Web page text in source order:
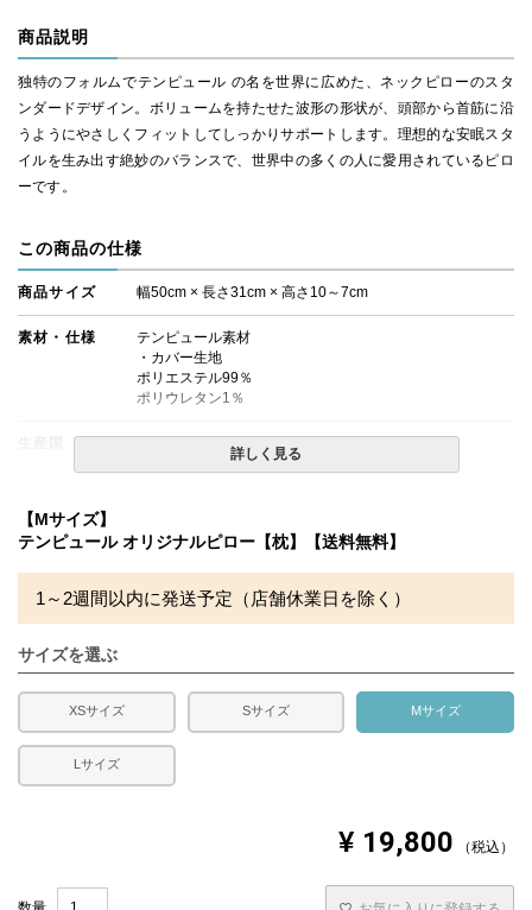
商品説明
独特のフォルムでテンピュール の名を世界に広めた、ネックピローのスタ
ンダードデザイン。ボリュームを持たせた波形の形状が、頭部から首筋に沿
うようにやさしくフィットしてしっかりサポートします。理想的な安眠スタ
イルを生み出す絶妙のバランスで、世界中の多くの人に愛用されているピロ
ーです。
この商品の仕様
商品サイズ 幅50cm × 長さ31cm × 高さ10～7cm
素材・仕様
テンピュール素材
・カバー生地
ポリエステル99％
ポリウレタン1％
デンマーク
合があります。
詳しく見る
【Mサイズ】
テンピュール オリジナルピロー【枕】【送料無料】
1～2週間以内に発送予定（店舗休業日を除く）
サイズを選ぶ
XSサイズ Sサイズ Mサイズ
Lサイズ
¥ 19,800 税込